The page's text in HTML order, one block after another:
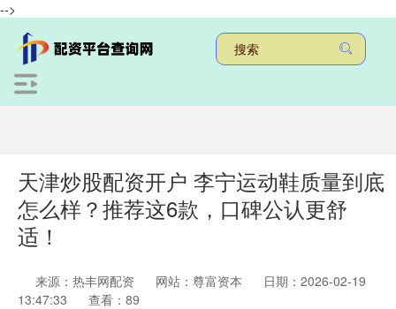
-->
天津炒股配资开户 李宁运动鞋质量到底
怎么样？推荐这6款，口碑公认更舒
适！
来源：热丰网配资 网站：尊富资本
日期：2026-02-19
13:47:33
查看：89